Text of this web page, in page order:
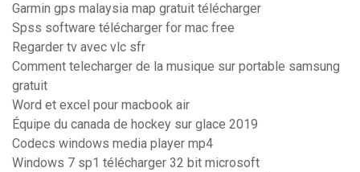
Garmin gps malaysia map gratuit télécharger
Spss software télécharger for mac free
Regarder tv avec vlc sfr
Comment telecharger de la musique sur portable samsung
gratuit
Word et excel pour macbook air
Équipe du canada de hockey sur glace 2019
Codecs windows media player mp4
Windows 7 sp1 télécharger 32 bit microsoft